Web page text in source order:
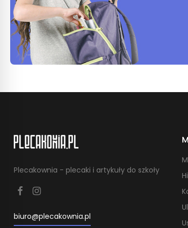
Plecakownia - plecaki i artykuły do szkoły
biuro@plecakownia.pl